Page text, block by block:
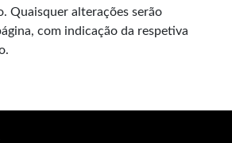
Quaisquer alterações serão
com indicação da respetiva